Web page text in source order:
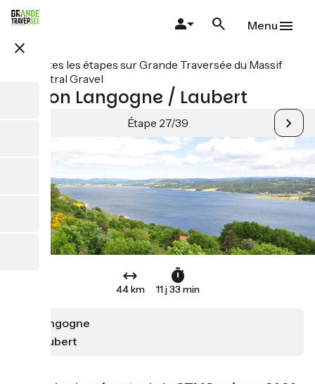
Aller
au
principal
close
Menu
Toutes les étapes sur Grande Traversée du Massif
Central Gravel
Liaison Langogne / Laubert
Étape 27/39
44 km 11 j 33 min
Langogne
Laubert